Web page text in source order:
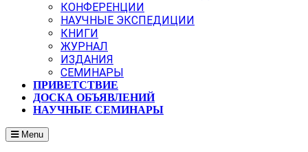
КОНФЕРЕНЦИИ
НАУЧНЫЕ ЭКСПЕДИЦИИ
КНИГИ
ЖУРНАЛ
ИЗДАНИЯ
СЕМИНАРЫ
ПРИВЕТСТВИЕ
ДОСКА ОБЪЯВЛЕНИЙ
НАУЧНЫЕ СЕМИНАРЫ
Menu